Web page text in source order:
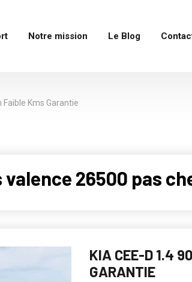
Notre mission Le Blog
Faible Kms Garantie
valence 26500 pas
KIA CEE-D 1.4
GARANTIE